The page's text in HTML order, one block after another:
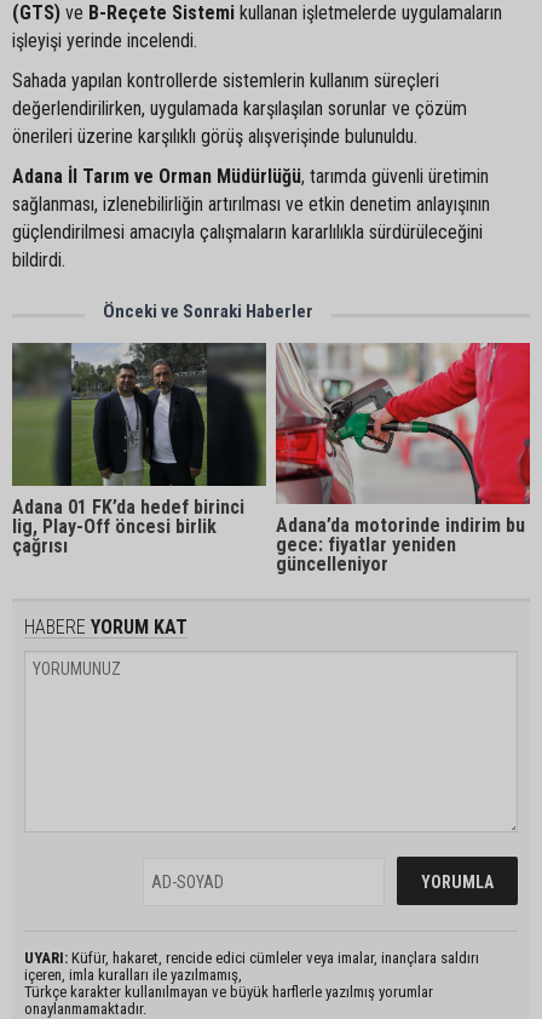
(GTS) ve B-Reçete Sistemi kullanan işletmelerde uygulamaların
işleyişi yerinde incelendi.
Sahada yapılan kontrollerde sistemlerin kullanım süreçleri
değerlendirilirken, uygulamada karşılaşılan sorunlar ve çözüm
önerileri üzerine karşılıklı görüş alışverişinde bulunuldu.
Adana İl Tarım ve Orman Müdürlüğü, tarımda güvenli üretimin
sağlanması, izlenebilirliğin artırılması ve etkin denetim anlayışının
güçlendirilmesi amacıyla çalışmaların kararlılıkla sürdürüleceğini
bildirdi.
Önceki ve Sonraki Haberler
Adana 01 FK’da hedef birinci
lig, Play-Off öncesi birlik
çağrısı
Adana’da motorinde indirim bu
gece: fiyatlar yeniden
güncelleniyor
HABERE YORUM KAT
UYARI: Küfür, hakaret, rencide edici cümleler veya imalar, inançlara saldırı
içeren, imla kuralları ile yazılmamış,
Türkçe karakter kullanılmayan ve büyük harflerle yazılmış yorumlar
onaylanmamaktadır.